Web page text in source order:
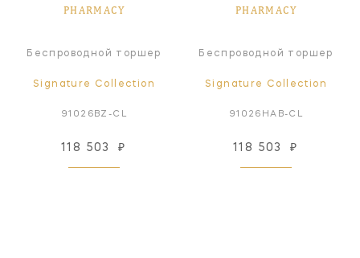
PHARMACY
Беспроводной торшер
Signature Collection
91026BZ-CL
118 503 ₽
PHARMACY
Беспроводной торшер
Signature Collection
91026HAB-CL
118 503 ₽